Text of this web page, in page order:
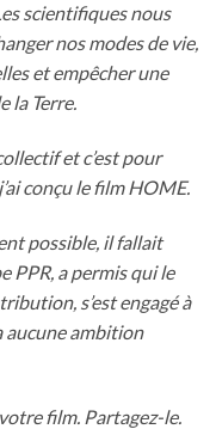
scientifiques nous
nos modes de vie,
et empêcher une
la Terre.
et c’est pour
conçu le film HOME.
possible, il fallait
PPR, a permis qui le
s’est engagé à
aucune ambition
film. Partagez-le.